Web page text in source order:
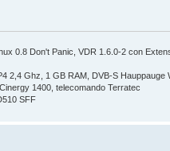
0.8 Don't Panic, VDR 1.6.0-2 con
2,4 Ghz, 1 GB RAM, DVB-S Hauppauge
1400, telecomando Terratec
SFF